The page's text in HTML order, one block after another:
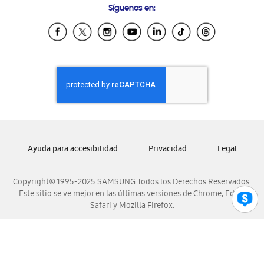
Samsung Ecuador
Samsung El Salvador
Samsung Honduras
Samsung Nicaragua
Samsung Panamá
Samsung Venezuela
Síguenos en:
Copyright© 1995-2025 SAMSUNG Todos los Derechos Reservados.
Este sitio se ve mejor en las últimas versiones de Chrome, Edge,
Safari y Mozilla Firefox.
Ayuda para accesibilidad Privacidad Legal